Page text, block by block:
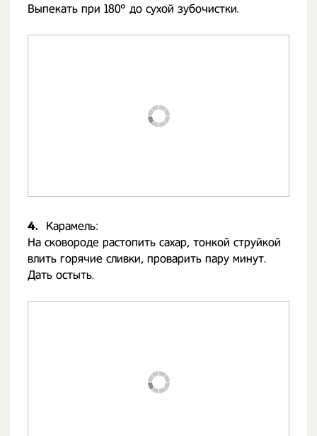
Выпекать при 180° до сухой зубочистки.
4.
Карамель:
На сковороде растопить сахар, тонкой струйкой
влить горячие сливки, проварить пару минут.
Дать остыть.